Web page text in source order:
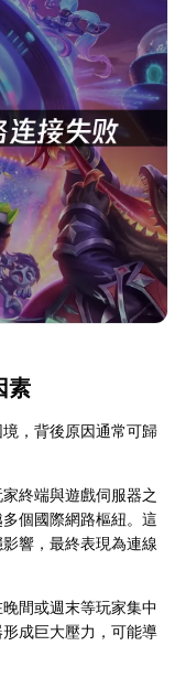
素
，背後原因通常可歸
終端與遊戲伺服器之
個國際網路樞紐。這
響，最終表現為連線
間或週末等玩家集中
成巨大壓力，可能導